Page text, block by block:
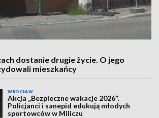
dostanie drugie życie. O jego
mieszkańcy
WROCŁAW
Akcja „Bezpieczne wakacje 2026”.
Policjanci i sanepid edukują młodych
sportowców w Miliczu